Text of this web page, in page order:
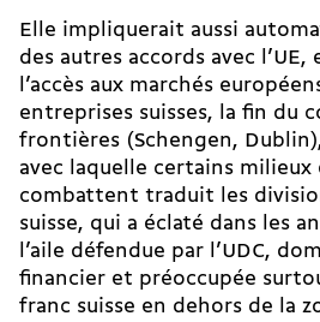
Elle impliquerait aussi
des autres accords avec
l’accès aux marchés
entreprises suisses, la fin du
frontières (Schengen,
avec laquelle certains milieux
combattent traduit les
suisse, qui a éclaté dans les
l’aile défendue par l’UDC,
financier et préoccupée
franc suisse en dehors de la